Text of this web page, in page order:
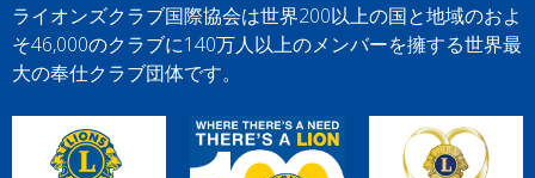
ライオンズクラブ国際協会は世界200以上の国と地域のおよ
そ46,000のクラブに140万人以上のメンバーを擁する世界最
大の奉仕クラブ団体です。